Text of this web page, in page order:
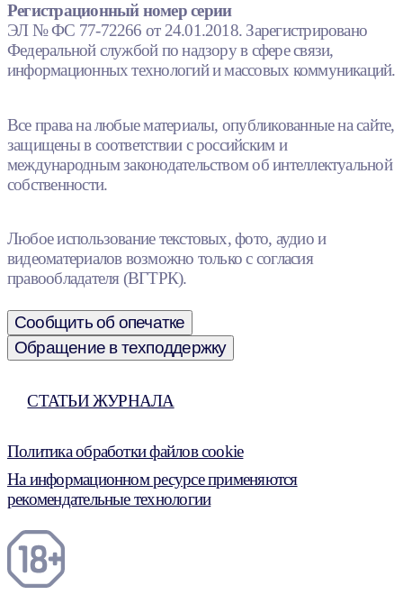
Регистрационный номер серии
ЭЛ № ФС 77-72266 от 24.01.2018. Зарегистрировано
Федеральной службой по надзору в сфере связи,
информационных технологий и массовых коммуникаций.
Все права на любые материалы, опубликованные на сайте,
защищены в соответствии с российским и
международным законодательством об интеллектуальной
собственности.
Любое использование текстовых, фото, аудио и
видеоматериалов возможно только с согласия
правообладателя (ВГТРК).
Сообщить об опечатке
Обращение в техподдержку
СТАТЬИ ЖУРНАЛА
Политика обработки файлов cookie
На информационном ресурсе применяются
рекомендательные технологии